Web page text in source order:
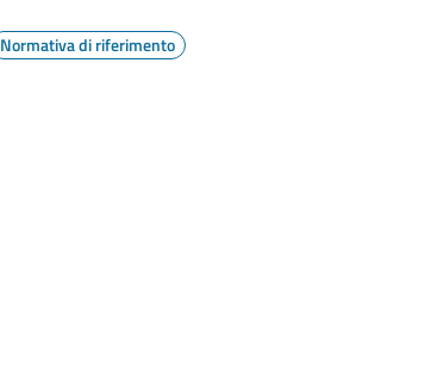
Normativa di riferimento